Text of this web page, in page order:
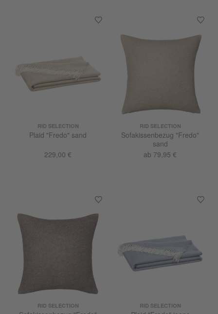
RID SELECTION
Plaid "Fredo" sand
229,00 €
RID SELECTION
Sofakissenbezug "Fredo"
sand
ab 79,95 €
RID SELECTION RID SELECTION